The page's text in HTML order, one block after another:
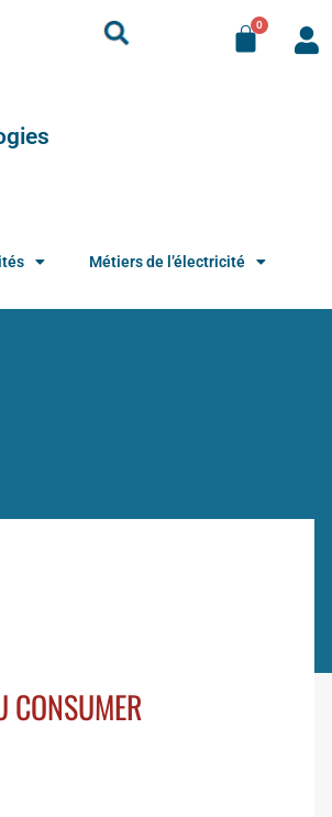
Métiers de l’électricité
CONSUMER